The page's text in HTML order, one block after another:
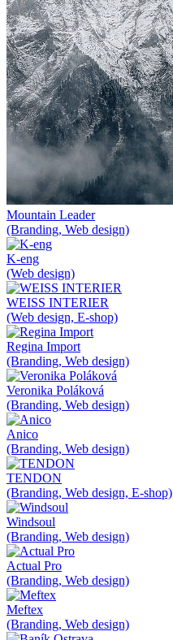
Mountain Leader
(Branding, Web design)
K-eng
(Web design)
WEISS INTERIER
(Web design, E-shop)
Regina Import
(Branding, Web design)
Veronika Poláková
(Branding, Web design)
Anico
(Branding, Web design)
TENDON
(Branding, Web design, E-shop)
Windsoul
(Branding, Web design)
Actual Pro
(Branding, Web design)
Meftex
(Branding, Web design)